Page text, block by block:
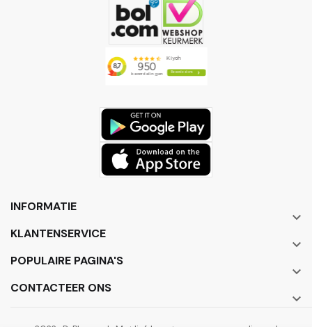
INFORMATIE

KLANTENSERVICE

POPULAIRE PAGINA'S

CONTACTEER ONS
